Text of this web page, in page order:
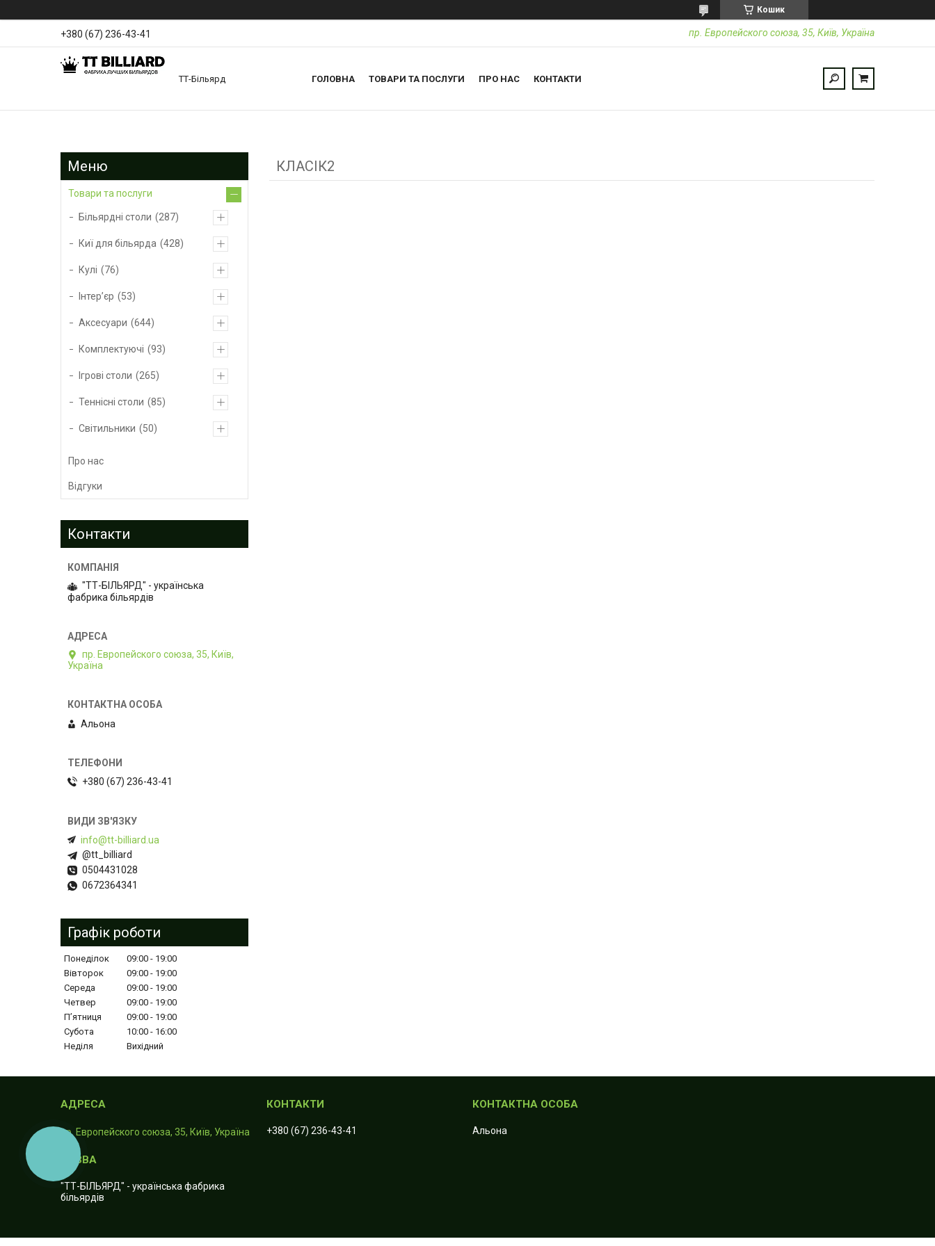
Кошик
+380 (67) 236-43-41 пр. Европейского союза, 35, Київ, Україна
ТТ-Більярд ГОЛОВНА ТОВАРИ ТА ПОСЛУГИ ПРО НАС КОНТАКТИ
КЛАСІК2
Товари та послуги
Більярдні столи 287
Киї для більярда 428
Кулі 76
Інтер’єр 53
Аксесуари 644
Комплектуючі 93
Ігрові столи 265
Теннісні столи 85
Світильники 50
Про нас
Відгуки
Контакти
"ТТ-БІЛЬЯРД" - українська
фабрика більярдів
пр. Европейского союза, 35, Київ,
Україна
Альона
+380 (67) 236-43-41
info@tt-billiard.ua
@tt_billiard
0504431028
0672364341
Графік роботи
Понеділок 09:00
19:00
Вівторок
09:00
19:00
Середа
09:00
19:00
Четвер
09:00
19:00
Пʼятниця
09:00
19:00
Субота
10:00
16:00
Неділя
Вихідний
пр. Европейского союза, 35, Київ, Україна
"ТТ-БІЛЬЯРД" - українська фабрика
більярдів
+380 (67) 236-43-41 Альона